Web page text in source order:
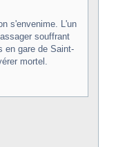
s'envenime. L'un
souffrant
en gare de Saint-
mortel.